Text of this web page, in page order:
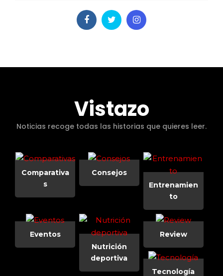
Vistazo
Noticias recoge todas las historias que quieres leer.
Comparativa
s
Consejos
Entrenamien
to
Eventos
Nutrición
deportiva
Review
Tecnología